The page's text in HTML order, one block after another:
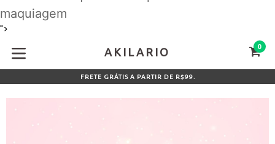
maquiagem
">
o
conteúdo
expandir/colapsar
AKILARIO 0
FRETE GRÁTIS A PARTIR DE R$99.